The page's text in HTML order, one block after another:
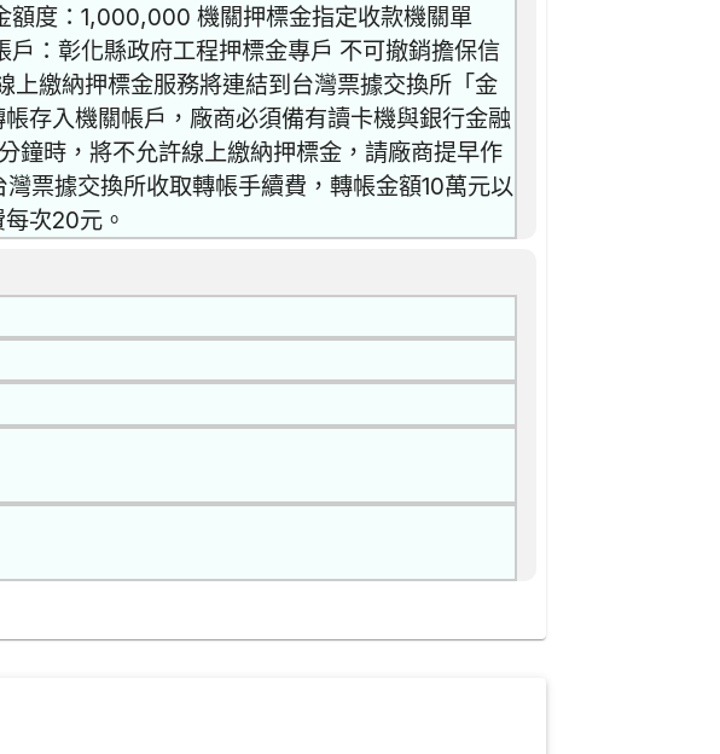
額度：1,000,000 機關押標金指定收款機關單
：彰化縣政府工程押標金專戶 不可撤銷擔保信
上繳納押標金服務將連結到台灣票據交換所「金
存入機關帳戶，廠商必須備有讀卡機與銀行金融
鐘時，將不允許線上繳納押標金，請廠商提早作
票據交換所收取轉帳手續費，轉帳金額10萬元以
次20元。